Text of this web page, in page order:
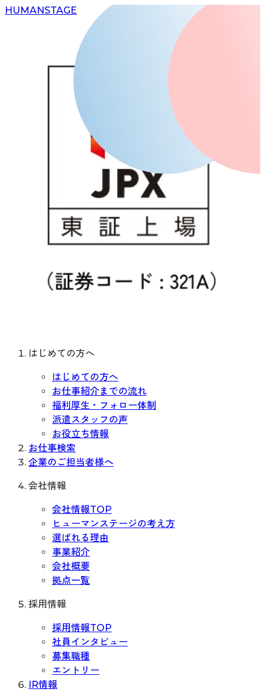
HUMANSTAGE
はじめての方へ
はじめての方へ
お仕事紹介までの流れ
福利厚生・フォロー体制
派遣スタッフの声
お役立ち情報
お仕事検索
企業のご担当者様へ
会社情報
会社情報TOP
ヒューマンステージの考え方
選ばれる理由
事業紹介
会社概要
拠点一覧
採用情報
採用情報TOP
社員インタビュー
募集職種
エントリー
IR情報